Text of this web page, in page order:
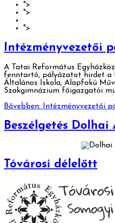
">
">
">
Intézményvezetői
A Tatai Református
fenntartó, pályázatot hirdet a
Általános Iskola, Alapfokú
Szakgimnázium főigazgatói
Bővebben: Intézményvezetői
Beszélgetés Dolhai
Tóvárosi délelőtt